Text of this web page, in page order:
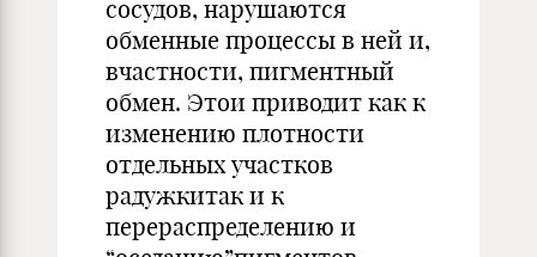
сосудов, нарушаются
обменные процессы в ней и,
вчастности, пигментный
обмен. Этои приводит как к
изменению плотности
отдельных участков
радужкитак и к
перераспределению и